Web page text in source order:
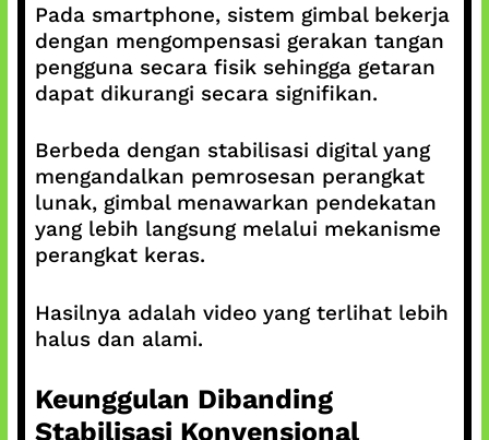
Pada smartphone, sistem gimbal bekerja
dengan mengompensasi gerakan tangan
pengguna secara fisik sehingga getaran
dapat dikurangi secara signifikan.
Berbeda dengan stabilisasi digital yang
mengandalkan pemrosesan perangkat
lunak, gimbal menawarkan pendekatan
yang lebih langsung melalui mekanisme
perangkat keras.
Hasilnya adalah video yang terlihat lebih
halus dan alami.
Keunggulan Dibanding
Stabilisasi Konvensional